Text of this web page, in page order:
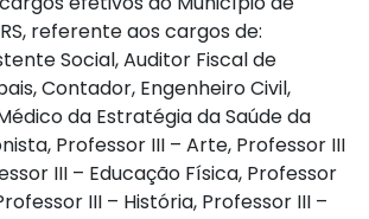
referente aos cargos de:
Social, Auditor Fiscal de
Contador, Engenheiro Civil,
da Estratégia da Saúde da
Professor III – Arte, Professor III
III – Educação Física, Professor
III – História, Professor III –